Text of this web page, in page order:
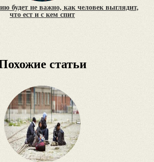
будет не важно, как человек выглядит,
что ест и с кем спит
статьи